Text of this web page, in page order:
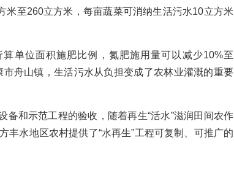
米至260立方米，每亩蔬菜可消纳生活污水10立方米
位面积施肥比例，氮肥施用量可以减少10%至
舟山镇，生活污水从负担变成了农林业灌溉的重要
和示范工程的验收，随着再生“活水”滋润田间农作
丰水地区农村提供了“水再生”工程可复制、可推广的